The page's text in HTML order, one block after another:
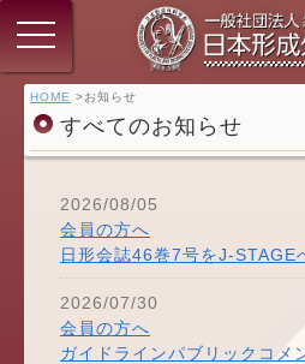
HOME お知らせ
すべてのお知らせ
2026/08/05
会員の方へ
日形会誌46巻7号をJ-STAGE
2026/07/30
会員の方へ
ガイドラインパブリックコメ